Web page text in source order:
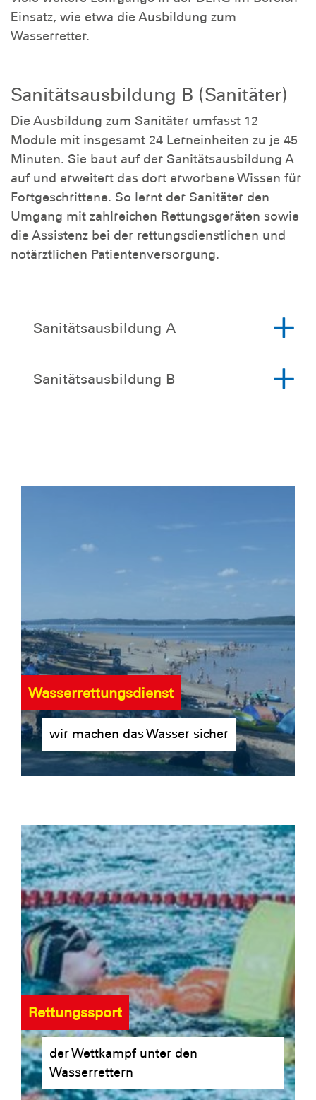
Einsatz, wie etwa die Ausbildung zum
Wasserretter.
Sanitätsausbildung B (Sanitäter)
Die Ausbildung zum Sanitäter umfasst 12
Module mit insgesamt 24 Lerneinheiten zu je 45
Minuten. Sie baut auf der Sanitätsausbildung A
auf und erweitert das dort erworbene Wissen für
Fortgeschrittene. So lernt der Sanitäter den
Umgang mit zahlreichen Rettungsgeräten sowie
die Assistenz bei der rettungsdienstlichen und
notärztlichen Patientenversorgung.
Sanitätsausbildung A
Sanitätsausbildung B
Wasserrettungsdienst
wir machen das Wasser sicher
Rettungssport
der Wettkampf unter den
Wasserrettern